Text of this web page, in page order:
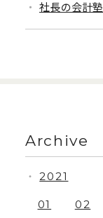
社長の会計塾
Archive
・ 2021
01 02